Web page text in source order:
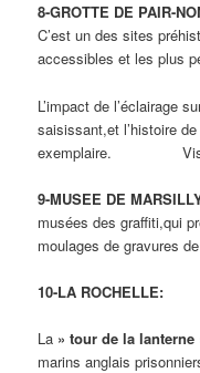
8-GROTTE DE PAIR-
C’est un des sites
accessibles et les plus
L’impact de l’éclairage
saisissant,et l’histoire
exemplaire. Visite
9-MUSEE DE
musées des graffiti,qui
moulages de gravures
10-LA ROCHELLE:
La » tour de la
marins anglais